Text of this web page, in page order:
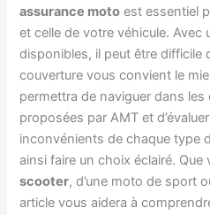
assurance moto est essentiel
et celle de votre véhicule. Avec
disponibles, il peut être difficile
couverture vous convient le
permettra de naviguer dans
proposées par AMT et
inconvénients de chaque type
ainsi faire un choix éclairé. Que
scooter, d’une moto de sport
article vous aidera à